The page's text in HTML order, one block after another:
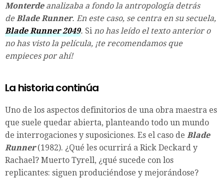
Monterde analizaba a fondo la antropología detrás
de Blade Runner. En este caso, se centra en su secuela,
Blade Runner 2049. Si no has leído el texto anterior o
no has visto la película, ¡te recomendamos que
empieces por ahí!
La historia continúa
Uno de los aspectos definitorios de una obra maestra es
que suele quedar abierta, planteando todo un mundo
de interrogaciones y suposiciones. Es el caso de Blade
Runner (1982). ¿Qué les ocurrirá a Rick Deckard y
Rachael? Muerto Tyrell, ¿qué sucede con los
replicantes: siguen produciéndose y mejorándose?